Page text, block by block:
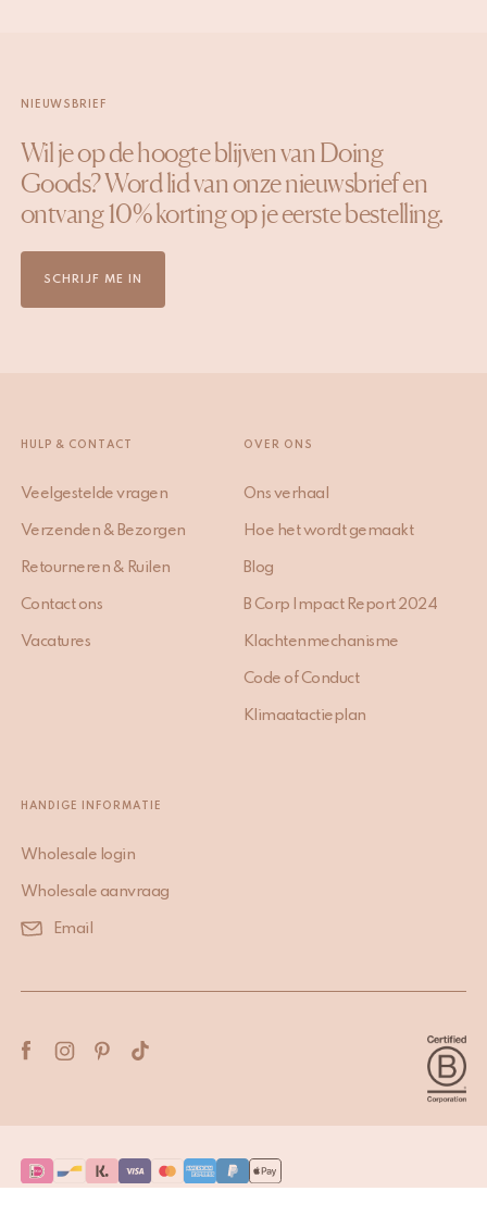
NIEUWSBRIEF
Wil je op de hoogte blijven van Doing
Goods? Word lid van onze nieuwsbrief en
ontvang 10% korting op je eerste bestelling.
SCHRIJF ME IN
HULP & CONTACT
Veelgestelde vragen
Verzenden & Bezorgen
Retourneren & Ruilen
Contact ons
Vacatures
OVER ONS
Ons verhaal
Hoe het wordt gemaakt
Blog
B Corp Impact Report 2024
Klachtenmechanisme
Code of Conduct
Klimaatactieplan
HANDIGE INFORMATIE
Wholesale login
Wholesale aanvraag
Email